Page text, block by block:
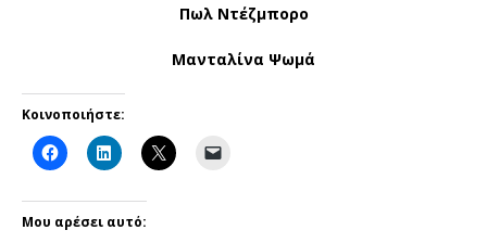
Πωλ Ντέζμπορο
Μανταλίνα Ψωμά
Κοινοποιήστε:
Μου αρέσει αυτό: